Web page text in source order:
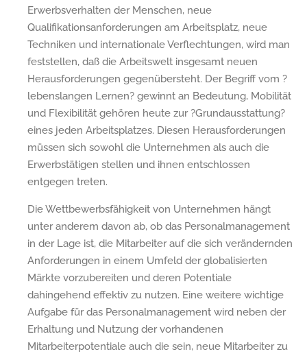
Erwerbsverhalten der Menschen, neue
Qualifikationsanforderungen am Arbeitsplatz, neue
Techniken und internationale Verflechtungen, wird man
feststellen, daß die Arbeitswelt insgesamt neuen
Herausforderungen gegenübersteht. Der Begriff vom ?
lebenslangen Lernen? gewinnt an Bedeutung, Mobilität
und Flexibilität gehören heute zur ?Grundausstattung?
eines jeden Arbeitsplatzes. Diesen Herausforderungen
müssen sich sowohl die Unternehmen als auch die
Erwerbstätigen stellen und ihnen entschlossen
entgegen treten.
Die Wettbewerbsfähigkeit von Unternehmen hängt
unter anderem davon ab, ob das Personalmanagement
in der Lage ist, die Mitarbeiter auf die sich verändernden
Anforderungen in einem Umfeld der globalisierten
Märkte vorzubereiten und deren Potentiale
dahingehend effektiv zu nutzen. Eine weitere wichtige
Aufgabe für das Personalmanagement wird neben der
Erhaltung und Nutzung der vorhandenen
Mitarbeiterpotentiale auch die sein, neue Mitarbeiter zu